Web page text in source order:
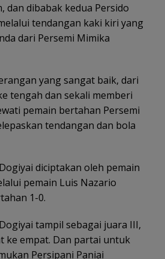
dan dibabak kedua Persido
tendangan kaki kiri yang
dari Persemi Mimika
yang sangat baik, dari
tengah dan sekali memberi
pemain bertahan Persemi
tendangan dan bola
diciptakan oleh pemain
pemain Luis Nazario
1-0.
tampil sebagai juara III,
ke empat. Dan partai untuk
Persipani Paniai